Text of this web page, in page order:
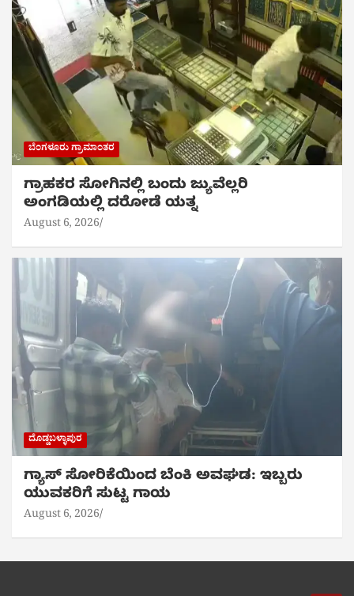
ಬೆಂಗಳೂರು ಗ್ರಾಮಾಂತರ
ಗ್ರಾಹಕರ ಸೋಗಿನಲ್ಲಿ ಬಂದು ಜ್ಯುವೆಲ್ಲರಿ
ಅಂಗಡಿಯಲ್ಲಿ ದರೋಡೆ ಯತ್ನ
August 6, 2026
ದೊಡ್ಡಬಳ್ಳಾಪುರ
ಗ್ಯಾಸ್ ಸೋರಿಕೆಯಿಂದ ಬೆಂಕಿ ಅವಘಡ: ಇಬ್ಬರು
ಯುವಕರಿಗೆ ಸುಟ್ಟ ಗಾಯ
August 6, 2026